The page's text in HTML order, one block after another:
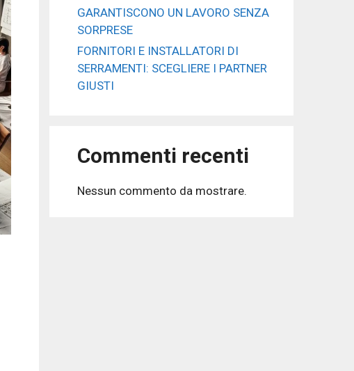
GARANTISCONO UN LAVORO SENZA
SORPRESE
FORNITORI E INSTALLATORI DI
SERRAMENTI: SCEGLIERE I PARTNER
GIUSTI
Commenti recenti
Nessun commento da mostrare.